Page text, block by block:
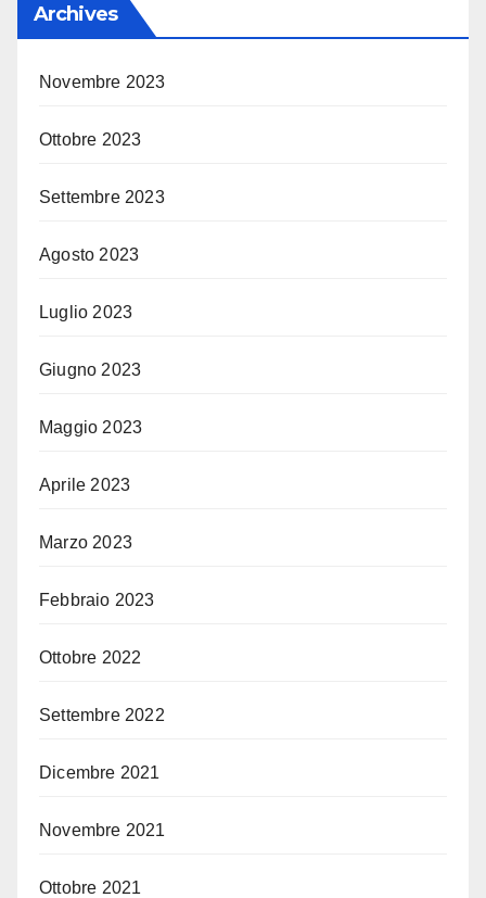
Archives
Novembre 2023
Ottobre 2023
Settembre 2023
Agosto 2023
Luglio 2023
Giugno 2023
Maggio 2023
Aprile 2023
Marzo 2023
Febbraio 2023
Ottobre 2022
Settembre 2022
Dicembre 2021
Novembre 2021
Ottobre 2021